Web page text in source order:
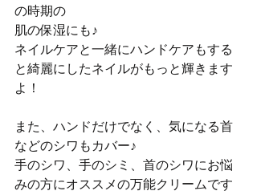
の時期の
肌の保湿にも♪
ネイルケアと一緒にハンドケアもする
と綺麗にしたネイルがもっと輝きます
よ！
また、ハンドだけでなく、気になる首
などのシワもカバー♪
手のシワ、手のシミ、首のシワにお悩
みの方にオススメの万能クリームです